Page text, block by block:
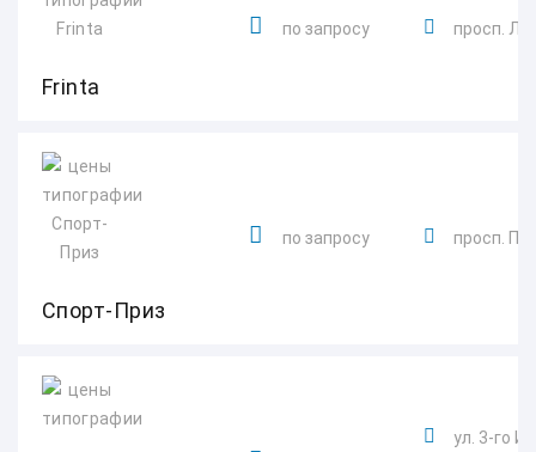
Frinta
по запросу просп.
Спорт-Приз
по запросу просп.
ул. 3-го